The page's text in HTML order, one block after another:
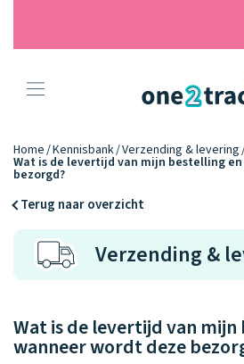
Producten
Onze gps
horloges
YOU
Connect
NEXT
Connect
Horloges
vergelijken
Opladers
accessoires
Hoe werkt
het?
Ontdek hoe
het werkt
Zo werken het
kinderhorloge
one2track-app
samen.
Positie en
Datakosten
Blogs
Over ons
Ons verhaal
Home Kennisbank Verzending & levering
Wat is de levertijd van mijn bestelling
bezorgd?
Terug naar overzicht
Verzending &
Wat is de levertijd van
wanneer wordt deze